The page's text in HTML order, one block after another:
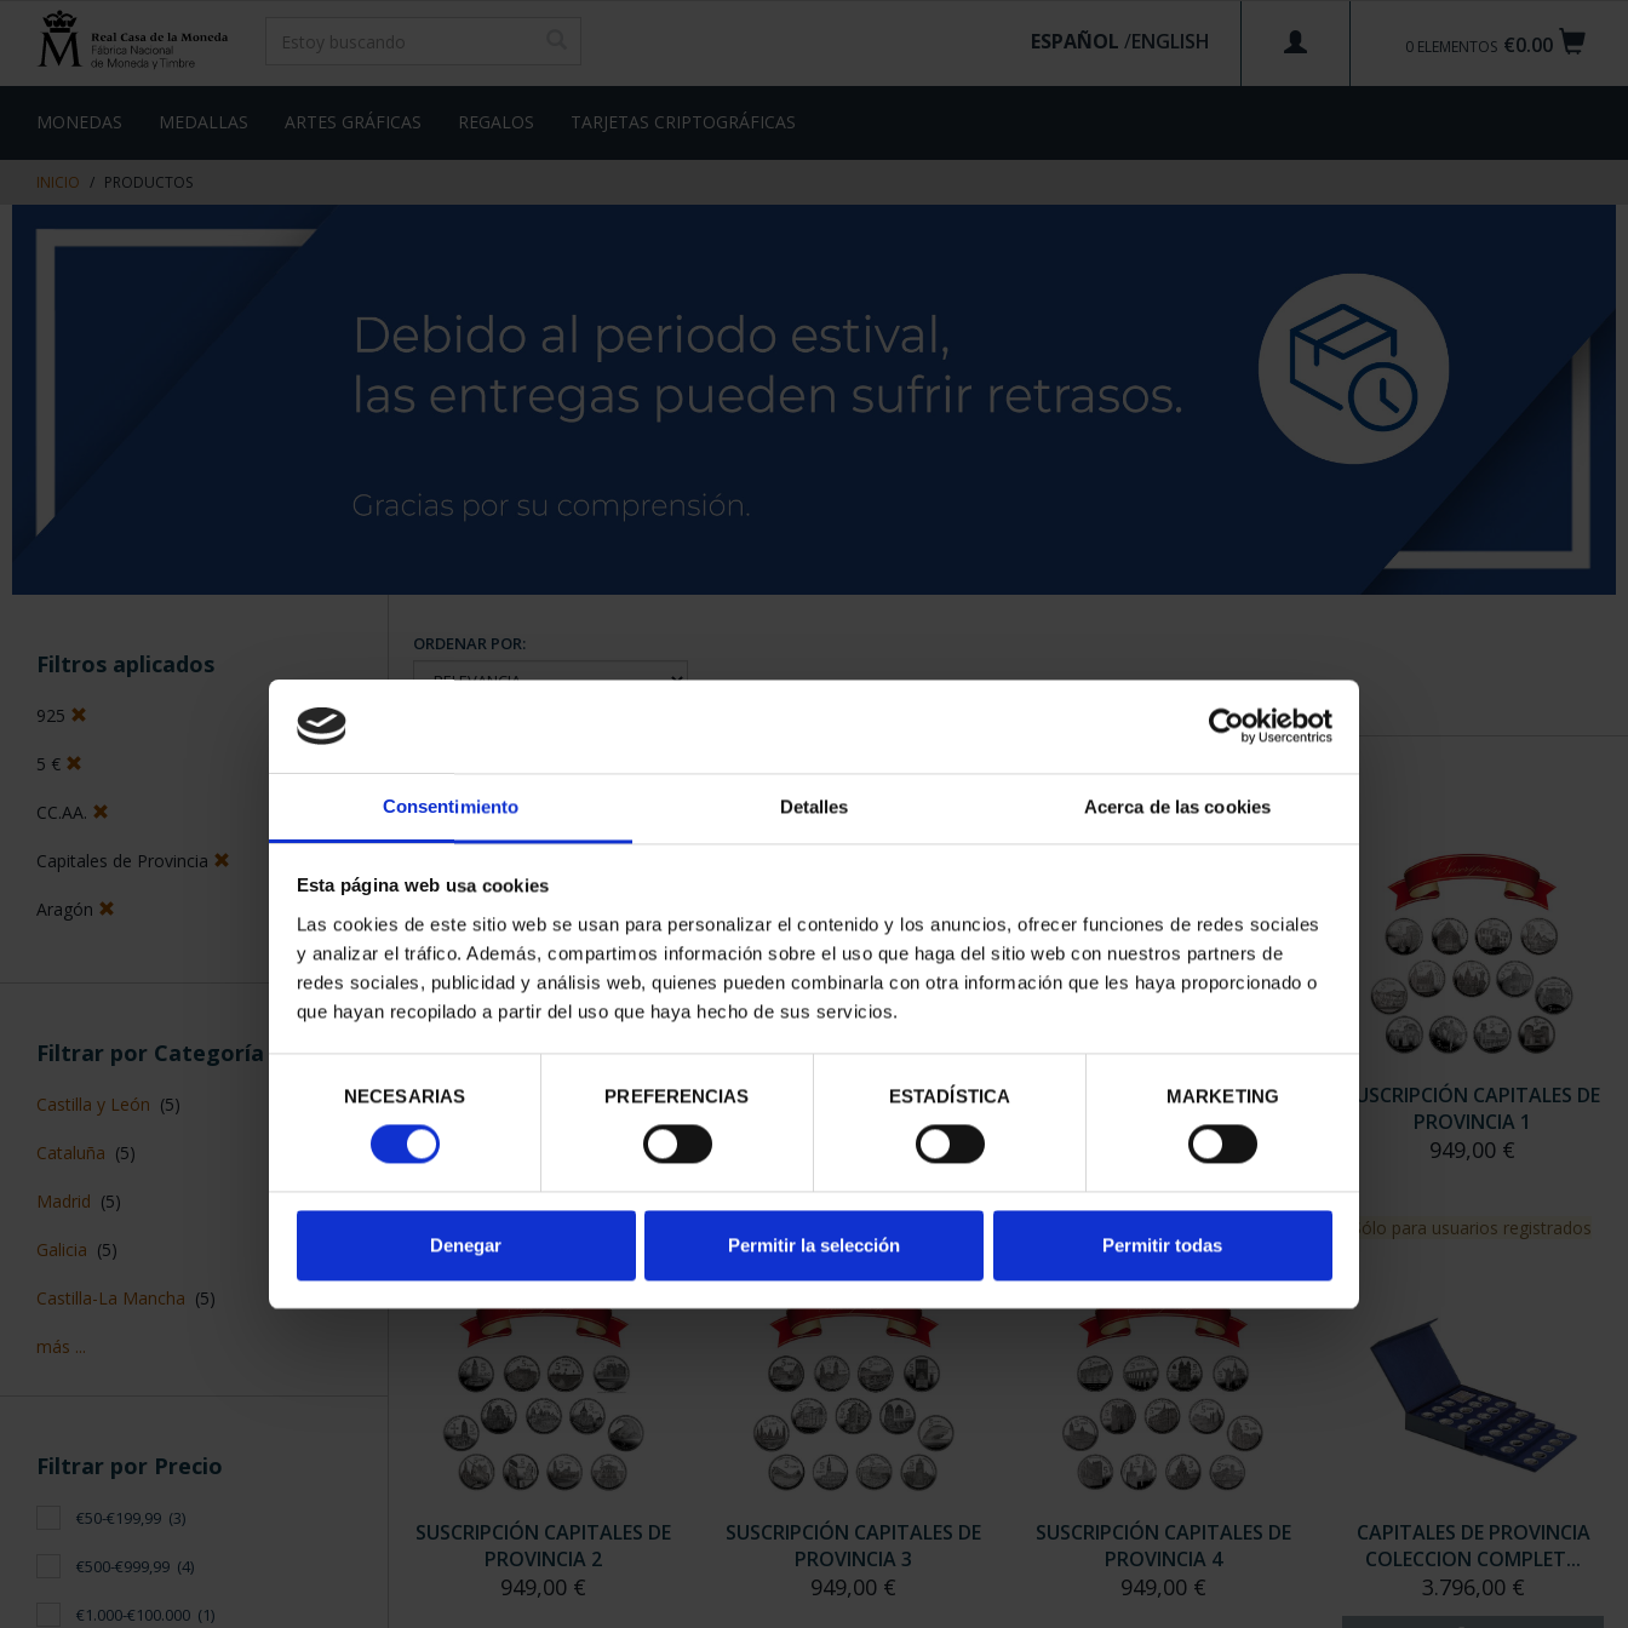
Consentimiento Detalles Acerca de las cookies
Esta página web usa cookies
Las cookies de este sitio web se usan para personalizar el contenido y los anuncios, ofrecer funciones de redes sociales
y analizar el tráfico. Además, compartimos información sobre el uso que haga del sitio web con nuestros partners de
redes sociales, publicidad y análisis web, quienes pueden combinarla con otra información que les haya proporcionado o
que hayan recopilado a partir del uso que haya hecho de sus servicios.
consentimiento
NECESARIAS PREFERENCIAS ESTADÍSTICA MARKETING
Denegar Permitir la selección Permitir todas
contenido
de
€0.00
0 ELEMENTOS
ESPAÑOL /
MONEDAS MEDALLAS ARTES GRÁFICAS REGALOS TARJETAS CRIPTOGRÁFICAS
INICIO PRODUCTOS
Filtros aplicados
925
5 €
CC.AA.
Capitales de Provincia
Aragón
Filtrar por Categoría
Castilla y León (5)
Cataluña (5)
Madrid (5)
Galicia (5)
Castilla-La Mancha (5)
más ...
Filtrar por Precio
€50-€199,99 (3)
€500-€999,99 (4)
€1.000-€100.000 (1)
ORDENAR POR:
8 Productos encontrados
CAPITALES ESPAÑOLAS -
CAPITALES ESPAÑOLAS -
CAPITALES ESPAÑOLAS -
ZARAGOZA
73,00 €
SUSCRIPCIÓN CAPITALES DE
PROVINCIA 1
949,00 €
Sólo para usuarios registrados
SUSCRIPCIÓN CAPITALES DE
PROVINCIA 2
949,00 €
SUSCRIPCIÓN CAPITALES DE
PROVINCIA 3
949,00 €
SUSCRIPCIÓN CAPITALES DE
PROVINCIA 4
949,00 €
CAPITALES DE PROVINCIA
COLECCION COMPLET...
3.796,00 €